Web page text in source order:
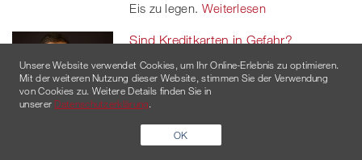
Eis zu legen. Weiterlesen
Sind Kreditkarten in Gefahr?
Gastautor Ramesh Ramani über
Entwicklungen im Zahlungsverkehr,
welche auch und gerade Kartenanbieter
vor Herausforderungen stellen.
Weiterlesen
Unsere Website verwendet Cookies, um Ihr Online-Erlebnis zu optimieren.
Mit der weiteren Nutzung dieser Website, stimmen Sie der Verwendung
von Cookies zu. Weitere Details finden Sie in
unserer Datenschutzerklärung.
OK